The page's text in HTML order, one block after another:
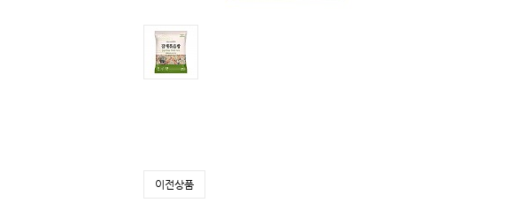
이전상품